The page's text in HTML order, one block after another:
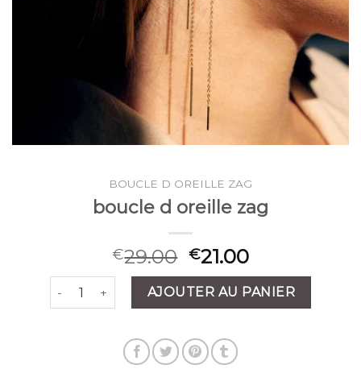
BOUCLE D OREILLE ZAG
boucle d oreille zag
€29.00 €21.00
quantité de boucle d oreille zag
AJOUTER AU PANIER